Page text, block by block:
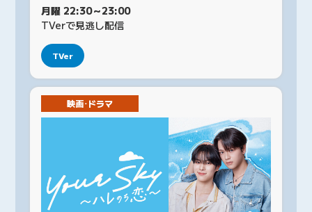
月曜 22:30～23:00
TVerで見逃し配信
TVer
映画･ドラマ